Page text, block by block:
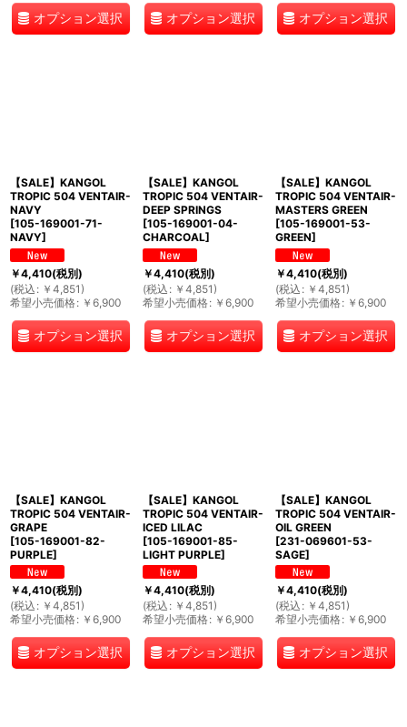
オプション選択 オプション選択 オプション選択
【SALE】KANGOL
TROPIC 504 VENTAIR-
NAVY
[105-169001-71-
NAVY]
￥4,410(税別)
(税込 : ￥ 4,851)
希望小売価格: ￥ 6,900
オプション選択
【SALE】KANGOL
TROPIC 504 VENTAIR-
DEEP SPRINGS
[105-169001-04-
CHARCOAL]
￥4,410(税別)
(税込 : ￥ 4,851)
希望小売価格: ￥ 6,900
オプション選択
【SALE】KANGOL
TROPIC 504 VENTAIR-
MASTERS GREEN
[105-169001-53-
GREEN]
￥4,410(税別)
(税込 : ￥ 4,851)
希望小売価格: ￥ 6,900
オプション選択
【SALE】KANGOL
TROPIC 504 VENTAIR-
GRAPE
[105-169001-82-
PURPLE]
￥4,410(税別)
(税込 : ￥ 4,851)
希望小売価格: ￥ 6,900
オプション選択
【SALE】KANGOL
TROPIC 504 VENTAIR-
ICED LILAC
[105-169001-85-
LIGHT PURPLE]
￥4,410(税別)
(税込 : ￥ 4,851)
希望小売価格: ￥ 6,900
オプション選択
【SALE】KANGOL
TROPIC 504 VENTAIR-
OIL GREEN
[231-069601-53-
SAGE]
￥4,410(税別)
(税込 : ￥ 4,851)
希望小売価格: ￥ 6,900
オプション選択